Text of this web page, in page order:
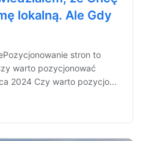
lokalną. Ale Gdy
stron to
warto pozycjonować
2024 Czy warto pozycjo...